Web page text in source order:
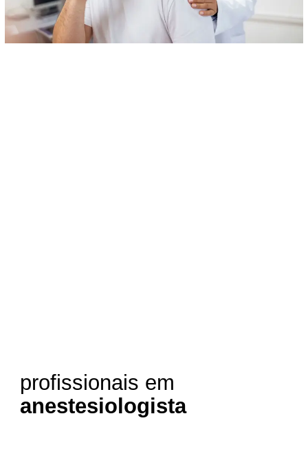
profissionais em
anestesiologista